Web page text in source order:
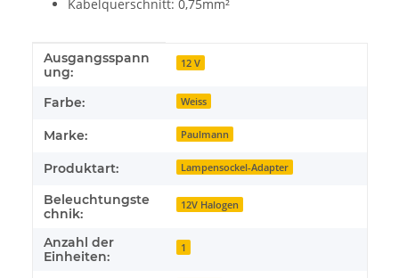
Kabelquerschnitt: 0,75mm²
Produkteigenschaft
Wert
Ausgangsspann
ung:
12 V
Farbe: Weiss
Marke: Paulmann
Produktart: Lampensockel-Adapter
Beleuchtungste
chnik:
12V Halogen
Anzahl der
Einheiten:
1